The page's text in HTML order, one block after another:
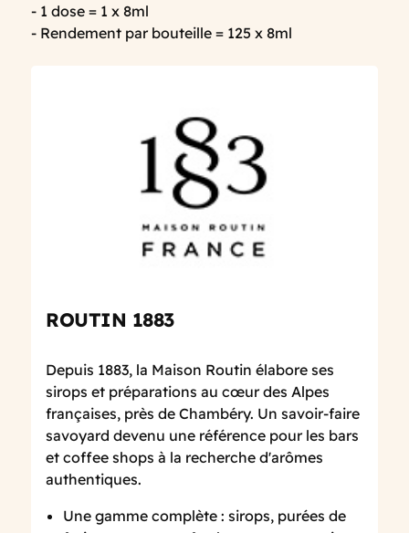
- 1 dose = 1 x 8ml
- Rendement par bouteille = 125 x 8ml
ROUTIN 1883
Depuis 1883, la Maison Routin élabore ses
sirops et préparations au cœur des Alpes
françaises, près de Chambéry. Un savoir-faire
savoyard devenu une référence pour les bars
et coffee shops à la recherche d'arômes
authentiques.
Une gamme complète : sirops, purées de